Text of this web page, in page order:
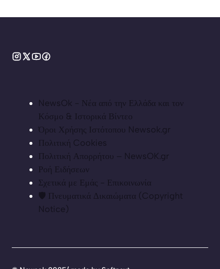
NewsOk - Νέα από την Ελλάδα και τον
Κόσμο & Ιστορικά Βίντεο
Όροι Χρήσης Ιστότοπου Newsok.gr
Πολιτική Cookies
Πολιτική Απορρήτου – NewsOK.gr
Ροή Ειδήσεων
Σχετικά με Εμάς - Επικοινωνία
🛡️ Πνευματικά Δικαιώματα (Copyright
Notice)